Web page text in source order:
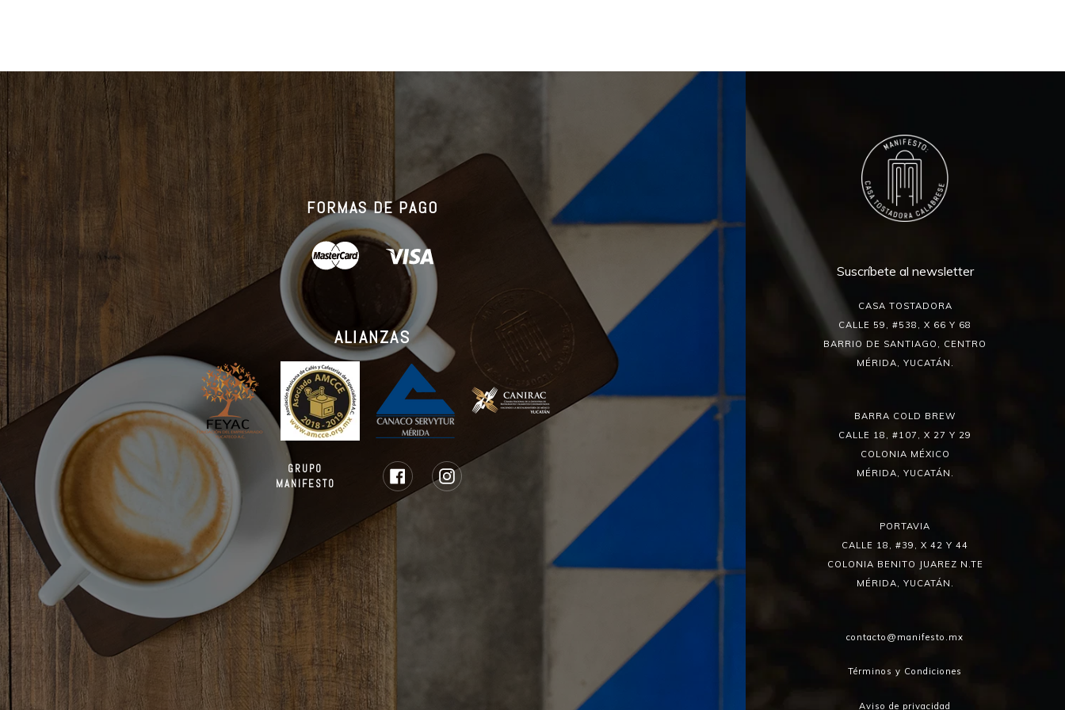
FORMAS DE PAGO
master
ALIANZAS
GRUPO
MANIFESTO
FacebookInstagram
Suscríbete al newsletter
CASA TOSTADORA
CALLE 59, #538, X 66 Y 68
BARRIO DE SANTIAGO, CENTRO
MÉRIDA, YUCATÁN.
BARRA COLD BREW
CALLE 18, #107, X 27 Y 29
COLONIA MÉXICO
MÉRIDA, YUCATÁN.
PORTAVIA
CALLE 18, #39, X 42 Y 44
COLONIA BENITO JUAREZ N.TE
MÉRIDA, YUCATÁN.
contacto@manifesto.mx
Términos y Condiciones
Aviso de privacidad